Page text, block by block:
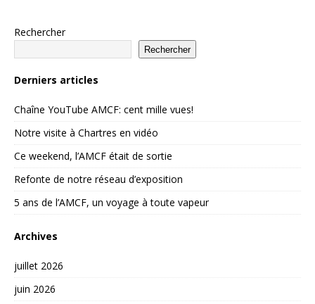
Rechercher
Rechercher
Derniers articles
Chaîne YouTube AMCF: cent mille vues!
Notre visite à Chartres en vidéo
Ce weekend, l’AMCF était de sortie
Refonte de notre réseau d’exposition
5 ans de l’AMCF, un voyage à toute vapeur
Archives
juillet 2026
juin 2026